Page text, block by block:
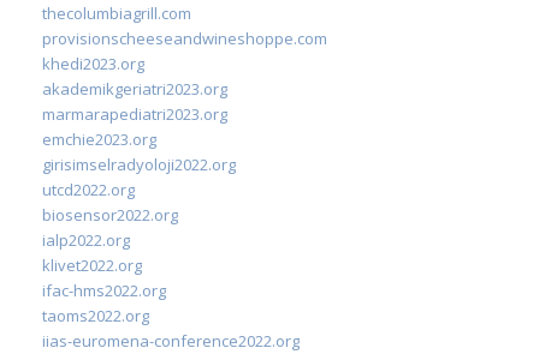
thecolumbiagrill.com
provisionscheeseandwineshoppe.com
khedi2023.org
akademikgeriatri2023.org
marmarapediatri2023.org
emchie2023.org
girisimselradyoloji2022.org
utcd2022.org
biosensor2022.org
ialp2022.org
klivet2022.org
ifac-hms2022.org
taoms2022.org
iias-euromena-conference2022.org